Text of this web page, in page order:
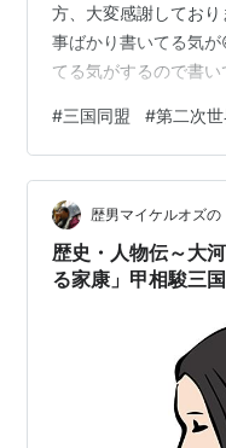
方、大変感謝してお
事ばかり書いてる気
てる気がするので書
書いてみます。 それ
理由についてです。
般に言われてること
て順番に見てみます。
始めたのは日本では
に、ドイツが1939年
#三国同盟 #第二次
歴男マイケルオズの
歴史・人物伝～大
る家康」甲相駿三